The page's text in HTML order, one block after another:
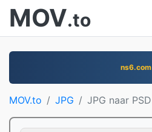
MOV.to
ns6.com
MOV.to JPG JPG naar PSD